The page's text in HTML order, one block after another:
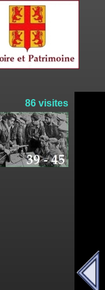
86 visites